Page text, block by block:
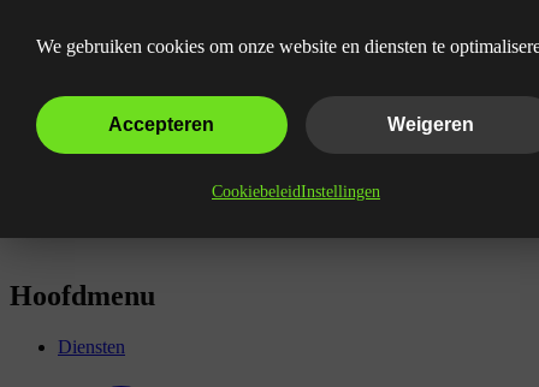
Wat zijn Funnel-fases?
Hoofdmenu
Diensten
We gebruiken cookies om onze website en diensten te
Accepteren Weigeren
CookiebeleidInstellingen